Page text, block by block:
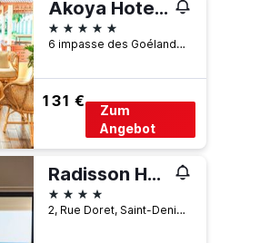
Akoya Hotel & Spa
5 Sterne
6 impasse des Goélands, Saint-Paul, Réunion
131 €
Zum
Angebot
Radisson Hotel Saint Denis, La Reunion
4 Sterne
2, Rue Doret, Saint-Denis, Réunion